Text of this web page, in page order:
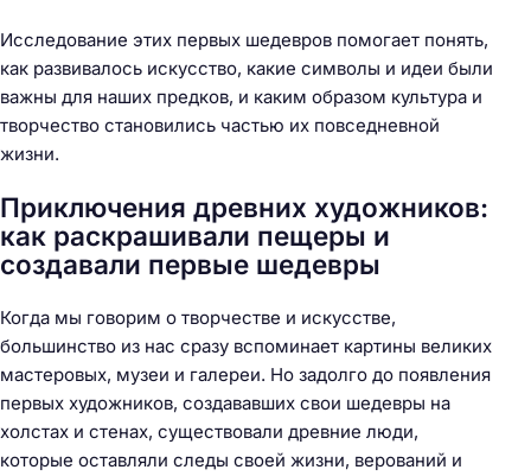
Исследование этих первых шедевров помогает понять,
как развивалось искусство, какие символы и идеи были
важны для наших предков, и каким образом культура и
творчество становились частью их повседневной
жизни.
Приключения древних художников:
как раскрашивали пещеры и
создавали первые шедевры
Когда мы говорим о творчестве и искусстве,
большинство из нас сразу вспоминает картины великих
мастеровых, музеи и галереи. Но задолго до появления
первых художников, создававших свои шедевры на
холстах и стенах, существовали древние люди,
которые оставляли следы своей жизни, верований и